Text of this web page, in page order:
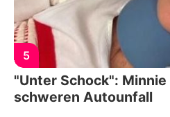
5
"Unter Schock":
schweren Autounfall